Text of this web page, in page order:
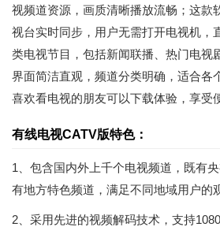
视频道资源，画质清晰播放流畅；这款
视台实时同步，用户无需打开电视机，
类电视节目，包括新闻联播、热门电视
界面简洁直观，频道分类明确，适合各
喜欢看电视的朋友可以下载体验，享受
有线电视CATV版特色：
1、包含国内外上千个电视频道，既有
有地方特色频道，满足不同地域用户的
2、采用先进的视频解码技术，支持